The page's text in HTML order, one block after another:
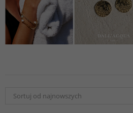
Sortuj od najnowszych